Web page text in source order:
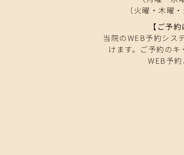
（火曜・木曜
【ご予
当院のWEB予約シス
けます。ご予約の
WEB予約